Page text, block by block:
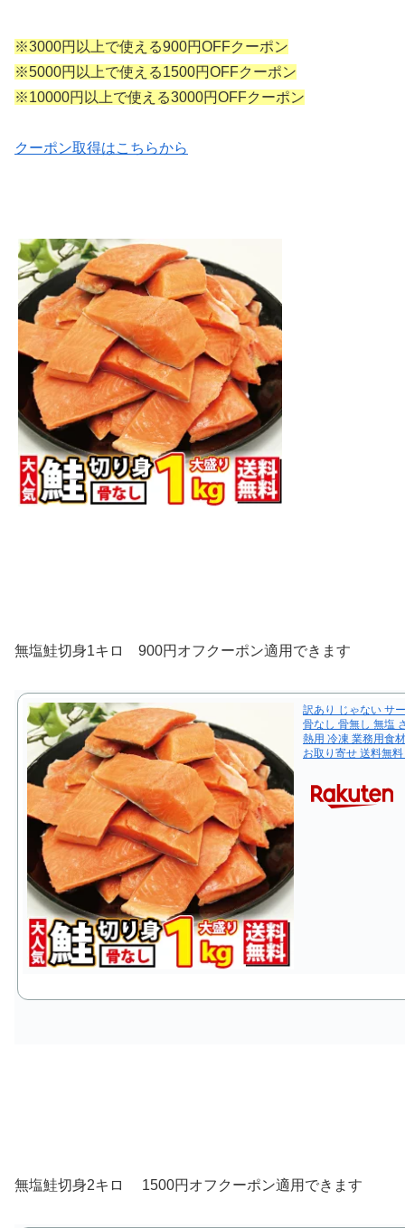
※3000円以上で使える900円OFFクーポン
※5000円以上で使える1500円OFFクーポン
※10000円以上で使える3000円OFFクーポン
クーポン取得はこちらから
無塩鮭切身1キロ 900円オフクーポン適用できます
訳あり じゃない サ
骨なし 骨無し 無塩
熱用 冷凍 業務用食
お取り寄せ 送料無
無塩鮭切身2キロ 1500円オフクーポン適用できます